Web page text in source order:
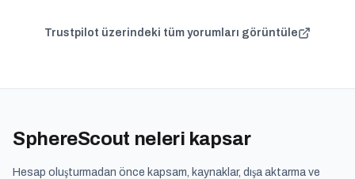
Trustpilot üzerindeki tüm yorumları görüntüle
SphereScout neleri kapsar
Hesap oluşturmadan önce kapsam, kaynaklar, dışa aktarma ve